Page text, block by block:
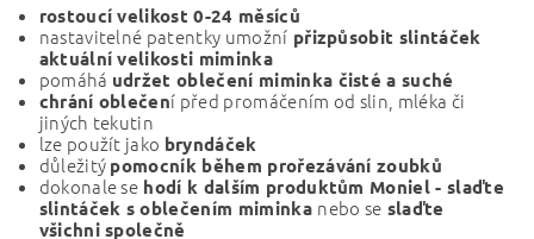
rostoucí velikost 0-24 měsíců
nastavitelné patentky umožní přizpůsobit slintáček
aktuální velikosti miminka
pomáhá udržet oblečení miminka čisté a suché
chrání oblečení před promáčením od slin, mléka či
jiných tekutin
lze použít jako bryndáček
důležitý pomocník během prořezávání zoubků
dokonale se hodí k dalším produktům Moniel - slaďte
slintáček s oblečením miminka nebo se slaďte
všichni společně